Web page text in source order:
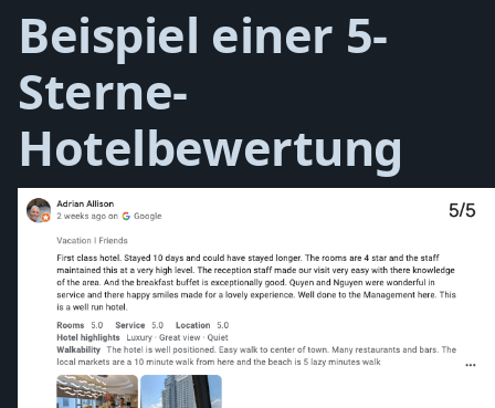
Beispiel einer 5-
Sterne-
Hotelbewertung